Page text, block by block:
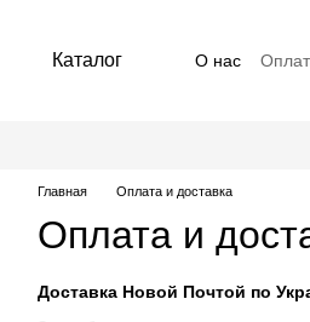
Каталог О нас
Главная Оплата и доставка
Оплата и
Доставка Новой Почтой по